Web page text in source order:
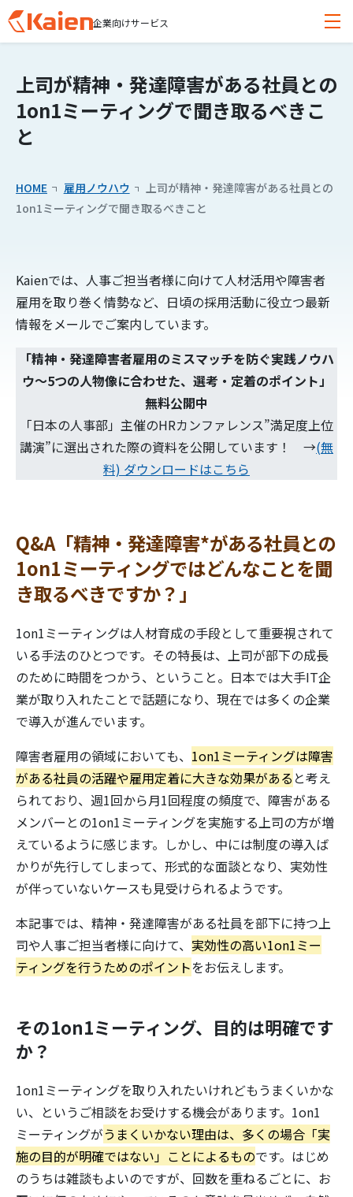
企業向けサービス
常駐支援・定着支援
無料セミナー
お知らせ
資料ダウンロード
メルマガ登録
上司が精神・発達障害がある社員との
1on1ミーティングで聞き取るべきこ
と
HOME 雇用ノウハウ
上司が精神・発達障害がある社員との
1on1ミーティングで聞き取るべきこと
Kaienでは、人事ご担当者様に向けて人材活用や障害者
雇用を取り巻く情勢など、日頃の採用活動に役立つ最新
情報をメールでご案内しています。
「精神・発達障害者雇用のミスマッチを防ぐ実践ノウハ
ウ～5つの人物像に合わせた、選考・定着のポイント」
無料公開中
「日本の人事部」主催のHRカンファレンス”満足度上位
講演”に選出された際の資料を公開しています！ →(無
料) ダウンロードはこちら
Q&A「精神・発達障害*がある社員との
1on1ミーティングではどんなことを聞
き取るべきですか？」
1on1ミーティングは人材育成の手段として重要視されて
いる手法のひとつです。その特長は、上司が部下の成長
のために時間をつかう、ということ。日本では大手IT企
業が取り入れたことで話題になり、現在では多くの企業
で導入が進んでいます。
障害者雇用の領域においても、 1on1ミーティングは障害
がある社員の活躍や雇用定着に大きな効果がある と考え
られており、週1回から月1回程度の頻度で、障害がある
メンバーとの1on1ミーティングを実施する上司の方が増
えているように感じます。しかし、中には制度の導入ば
かりが先行してしまって、形式的な面談となり、実効性
が伴っていないケースも見受けられるようです。
本記事では、精神・発達障害がある社員を部下に持つ上
司や人事ご担当者様に向けて、 実効性の高い1on1ミー
ティングを行うためのポイントをお伝えします。
その1on1ミーティング、目的は明確です
か？
1on1ミーティングを取り入れたいけれどもうまくいかな
い、というご相談をお受けする機会があります。1on1
ミーティングがうまくいかない理由は、多くの場合「実
施の目的が明確ではない」ことによるものです。はじめ
のうちは雑談もよいのですが、回数を重ねるごとに、お